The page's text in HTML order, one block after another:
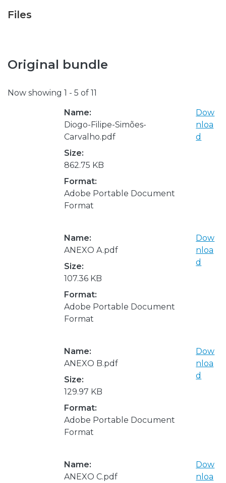
Files
Original bundle
Now showing 1 - 5 of 11
Name:
Diogo-Filipe-Simões-
Carvalho.pdf
Size:
862.75 KB
Format:
Adobe Portable Document
Format
Dow
nloa
d
Name:
ANEXO A.pdf
Size:
107.36 KB
Format:
Adobe Portable Document
Format
Dow
nloa
d
Name:
ANEXO B.pdf
Size:
129.97 KB
Format:
Adobe Portable Document
Format
Dow
nloa
d
Name:
ANEXO C.pdf
Dow
nloa